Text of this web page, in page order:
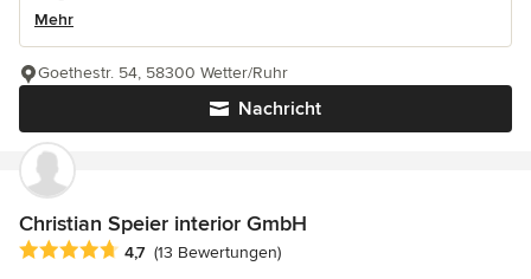
Mehr
Nachricht
Goethestr. 54, 58300 Wetter/Ruhr
Christian Speier interior GmbH
Durchschnittliche Bewertung: 4.7 von 5 Sternen
4,7 (13 Bewertungen)